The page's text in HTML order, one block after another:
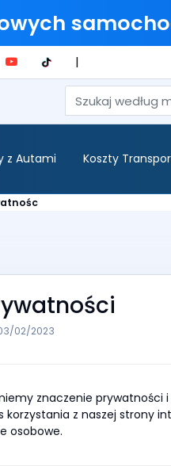
|
z Autami Koszty
02/2023
znaczenie prywatności
z naszej strony
osobowe.